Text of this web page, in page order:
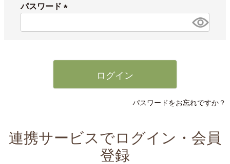
パスワード
必
ログイン
パスワードをお忘れですか？
連携サービスでログイン・会員
登録